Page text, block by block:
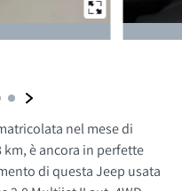
nel mese di
km, è ancora in perfette
di questa Jeep usata